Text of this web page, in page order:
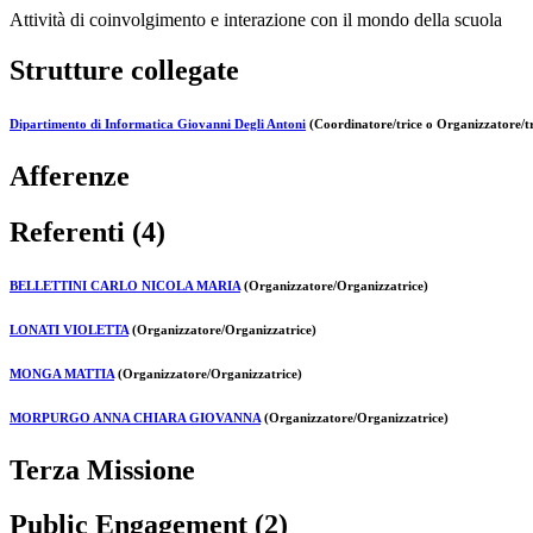
Attività di coinvolgimento e interazione con il mondo della scuola
Strutture collegate
Dipartimento di Informatica Giovanni Degli Antoni (Coordinatore/trice o Organizzatore/
Afferenze
Referenti (4)
BELLETTINI CARLO NICOLA MARIA (Organizzatore/Organizzatrice)
LONATI VIOLETTA (Organizzatore/Organizzatrice)
MONGA MATTIA (Organizzatore/Organizzatrice)
MORPURGO ANNA CHIARA GIOVANNA (Organizzatore/Organizzatrice)
Terza Missione
Public Engagement (2)